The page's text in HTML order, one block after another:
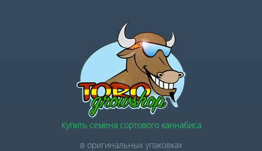
Купить семена сортового каннабиса
в оригинальных упаковках